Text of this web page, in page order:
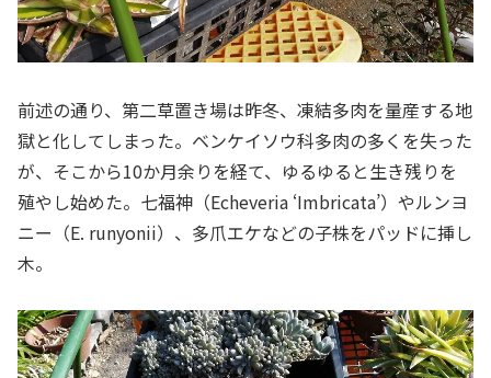
前述の通り、第二草置き場は昨冬、凍結多肉を量産する地
獄と化してしまった。ベンケイソウ科多肉の多くを失った
が、そこから10か月余りを経て、ゆるゆると生き残りを
殖やし始めた。七福神（Echeveria ‘Imbricata’）やルンヨ
ニー（E. runyonii）、多爪エケなどの子株をパッドに挿し
木。